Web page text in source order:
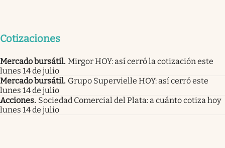
Cotizaciones
Mercado bursátil. Mirgor HOY: así cerró la cotización este
lunes 14 de julio
Mercado bursátil. Grupo Supervielle HOY: así cerró este
lunes 14 de julio
Acciones. Sociedad Comercial del Plata: a cuánto cotiza hoy
lunes 14 de julio